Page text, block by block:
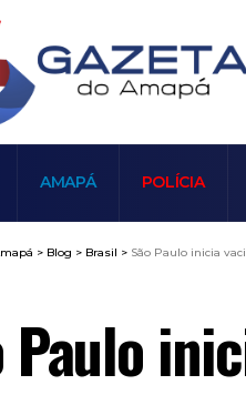
AMAPÁ POLÍCIA
> Blog > Brasil > São Paulo inicia
Paulo